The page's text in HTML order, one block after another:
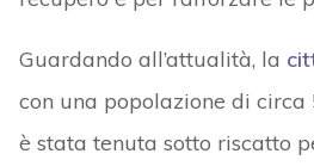
Guardando all’attualità, la
con una popolazione di
è stata tenuta sotto riscatto